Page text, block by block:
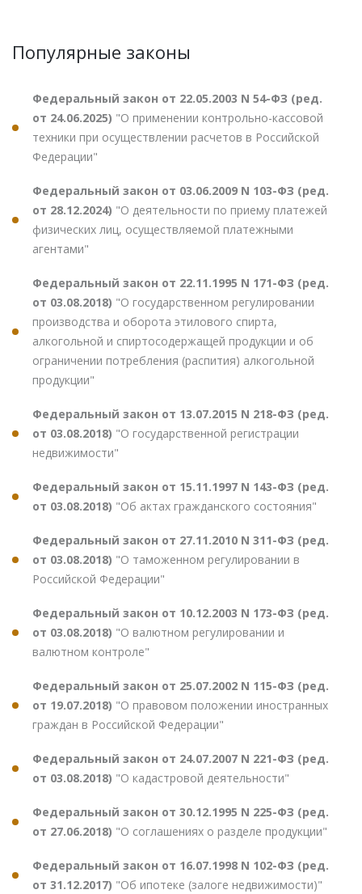
Популярные законы
Федеральный закон от 22.05.2003 N 54-ФЗ (ред.
от 24.06.2025) "О применении контрольно-кассовой
техники при осуществлении расчетов в Российской
Федерации"
Федеральный закон от 03.06.2009 N 103-ФЗ (ред.
от 28.12.2024) "О деятельности по приему платежей
физических лиц, осуществляемой платежными
агентами"
Федеральный закон от 22.11.1995 N 171-ФЗ (ред.
от 03.08.2018) "О государственном регулировании
производства и оборота этилового спирта,
алкогольной и спиртосодержащей продукции и об
ограничении потребления (распития) алкогольной
продукции"
Федеральный закон от 13.07.2015 N 218-ФЗ (ред.
от 03.08.2018) "О государственной регистрации
недвижимости"
Федеральный закон от 15.11.1997 N 143-ФЗ (ред.
от 03.08.2018) "Об актах гражданского состояния"
Федеральный закон от 27.11.2010 N 311-ФЗ (ред.
от 03.08.2018) "О таможенном регулировании в
Российской Федерации"
Федеральный закон от 10.12.2003 N 173-ФЗ (ред.
от 03.08.2018) "О валютном регулировании и
валютном контроле"
Федеральный закон от 25.07.2002 N 115-ФЗ (ред.
от 19.07.2018) "О правовом положении иностранных
граждан в Российской Федерации"
Федеральный закон от 24.07.2007 N 221-ФЗ (ред.
от 03.08.2018) "О кадастровой деятельности"
Федеральный закон от 30.12.1995 N 225-ФЗ (ред.
от 27.06.2018) "О соглашениях о разделе продукции"
Федеральный закон от 16.07.1998 N 102-ФЗ (ред.
от 31.12.2017) "Об ипотеке (залоге недвижимости)"